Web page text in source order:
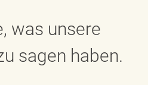
was unsere
sagen haben.